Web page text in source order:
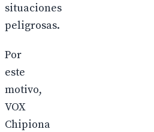
situaciones
peligrosas.
Por
este
motivo,
VOX
Chipiona